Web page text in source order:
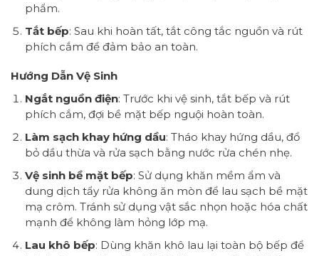
phẩm.
Tắt bếp: Sau khi hoàn tất, tắt công tắc nguồn và rút
phích cắm để đảm bảo an toàn.
Hướng Dẫn Vệ Sinh
Ngắt nguồn điện: Trước khi vệ sinh, tắt bếp và rút
phích cắm, đợi bề mặt bếp nguội hoàn toàn.
Làm sạch khay hứng dầu: Tháo khay hứng dầu, đổ
bỏ dầu thừa và rửa sạch bằng nước rửa chén nhẹ.
Vệ sinh bề mặt bếp: Sử dụng khăn mềm ẩm và
dung dịch tẩy rửa không ăn mòn để lau sạch bề mặt
mạ crôm. Tránh sử dụng vật sắc nhọn hoặc hóa chất
mạnh để không làm hỏng lớp mạ.
Lau khô bếp: Dùng khăn khô lau lại toàn bộ bếp để